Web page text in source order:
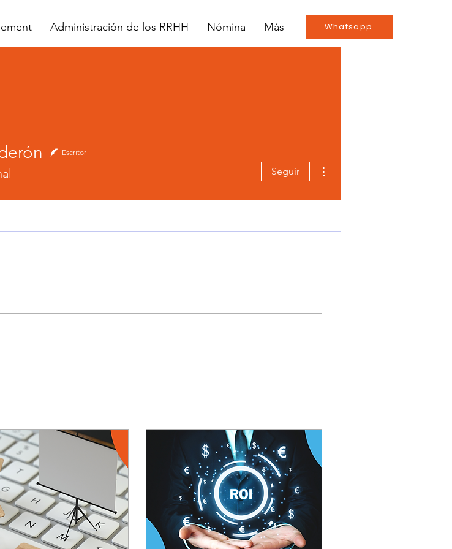
Administración de los RRHH Nómina Más Whatsapp
Escritor
Seguir